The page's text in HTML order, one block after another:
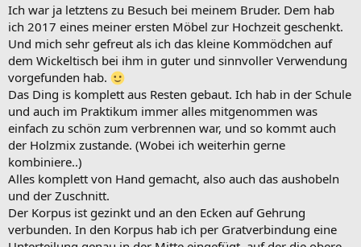
Ich war ja letztens zu Besuch bei meinem Bruder. Dem hab
ich 2017 eines meiner ersten Möbel zur Hochzeit geschenkt.
Und mich sehr gefreut als ich das kleine Kommödchen auf
dem Wickeltisch bei ihm in guter und sinnvoller Verwendung
vorgefunden hab.
Das Ding is komplett aus Resten gebaut. Ich hab in der Schule
und auch im Praktikum immer alles mitgenommen was
einfach zu schön zum verbrennen war, und so kommt auch
der Holzmix zustande. (Wobei ich weiterhin gerne
kombiniere..)
Alles komplett von Hand gemacht, also auch das aushobeln
und der Zuschnitt.
Der Korpus ist gezinkt und an den Ecken auf Gehrung
verbunden. In den Korpus hab ich per Gratverbindung eine